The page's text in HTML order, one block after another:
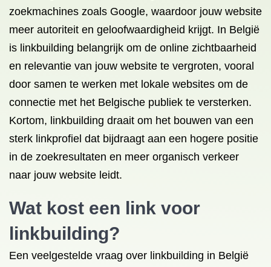
zoekmachines zoals Google, waardoor jouw website
meer autoriteit en geloofwaardigheid krijgt. In België
is linkbuilding belangrijk om de online zichtbaarheid
en relevantie van jouw website te vergroten, vooral
door samen te werken met lokale websites om de
connectie met het Belgische publiek te versterken.
Kortom, linkbuilding draait om het bouwen van een
sterk linkprofiel dat bijdraagt aan een hogere positie
in de zoekresultaten en meer organisch verkeer
naar jouw website leidt.
Wat kost een link voor
linkbuilding?
Een veelgestelde vraag over linkbuilding in België